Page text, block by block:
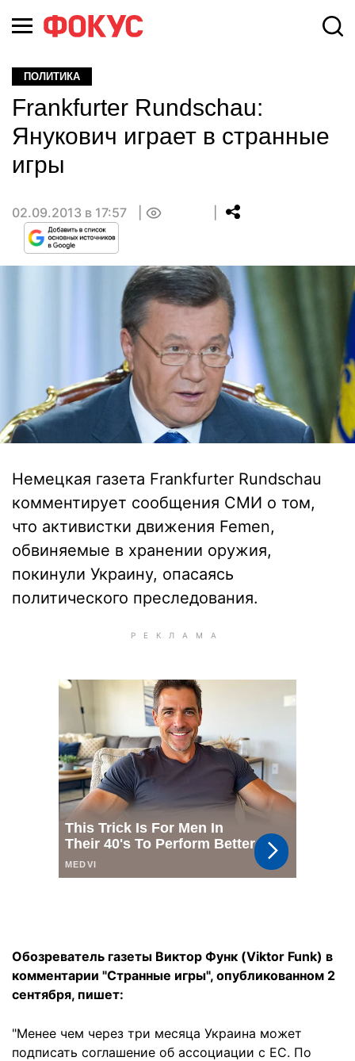
ПОЛИТИКА
Frankfurter Rundschau:
Янукович играет в странные
игры
02.09.2013 в 17:57
Немецкая газета Frankfurter Rundschau
комментирует сообщения СМИ о том,
что активистки движения Femen,
обвиняемые в хранении оружия,
покинули Украину, опасаясь
политического преследования.
Обозреватель газеты Виктор Функ (Viktor Funk) в
комментарии "Странные игры", опубликованном 2
сентября, пишет:
"Менее чем через три месяца Украина может
подписать соглашение об ассоциации с ЕС. По